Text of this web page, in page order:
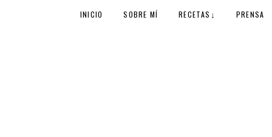
INICIO SOBRE MÍ RECETAS ↓ PRENSA